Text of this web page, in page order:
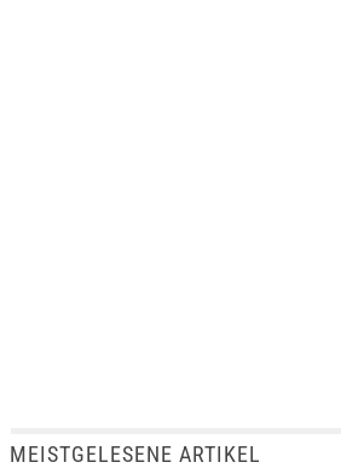
MEISTGELESENE ARTIKEL